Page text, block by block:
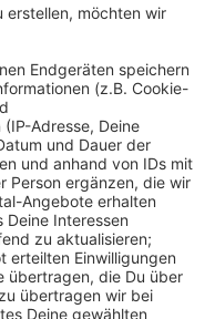
werden,
Umfeld des
Neuss (auf deren
die
und war um
sind
betroffenen
15:54